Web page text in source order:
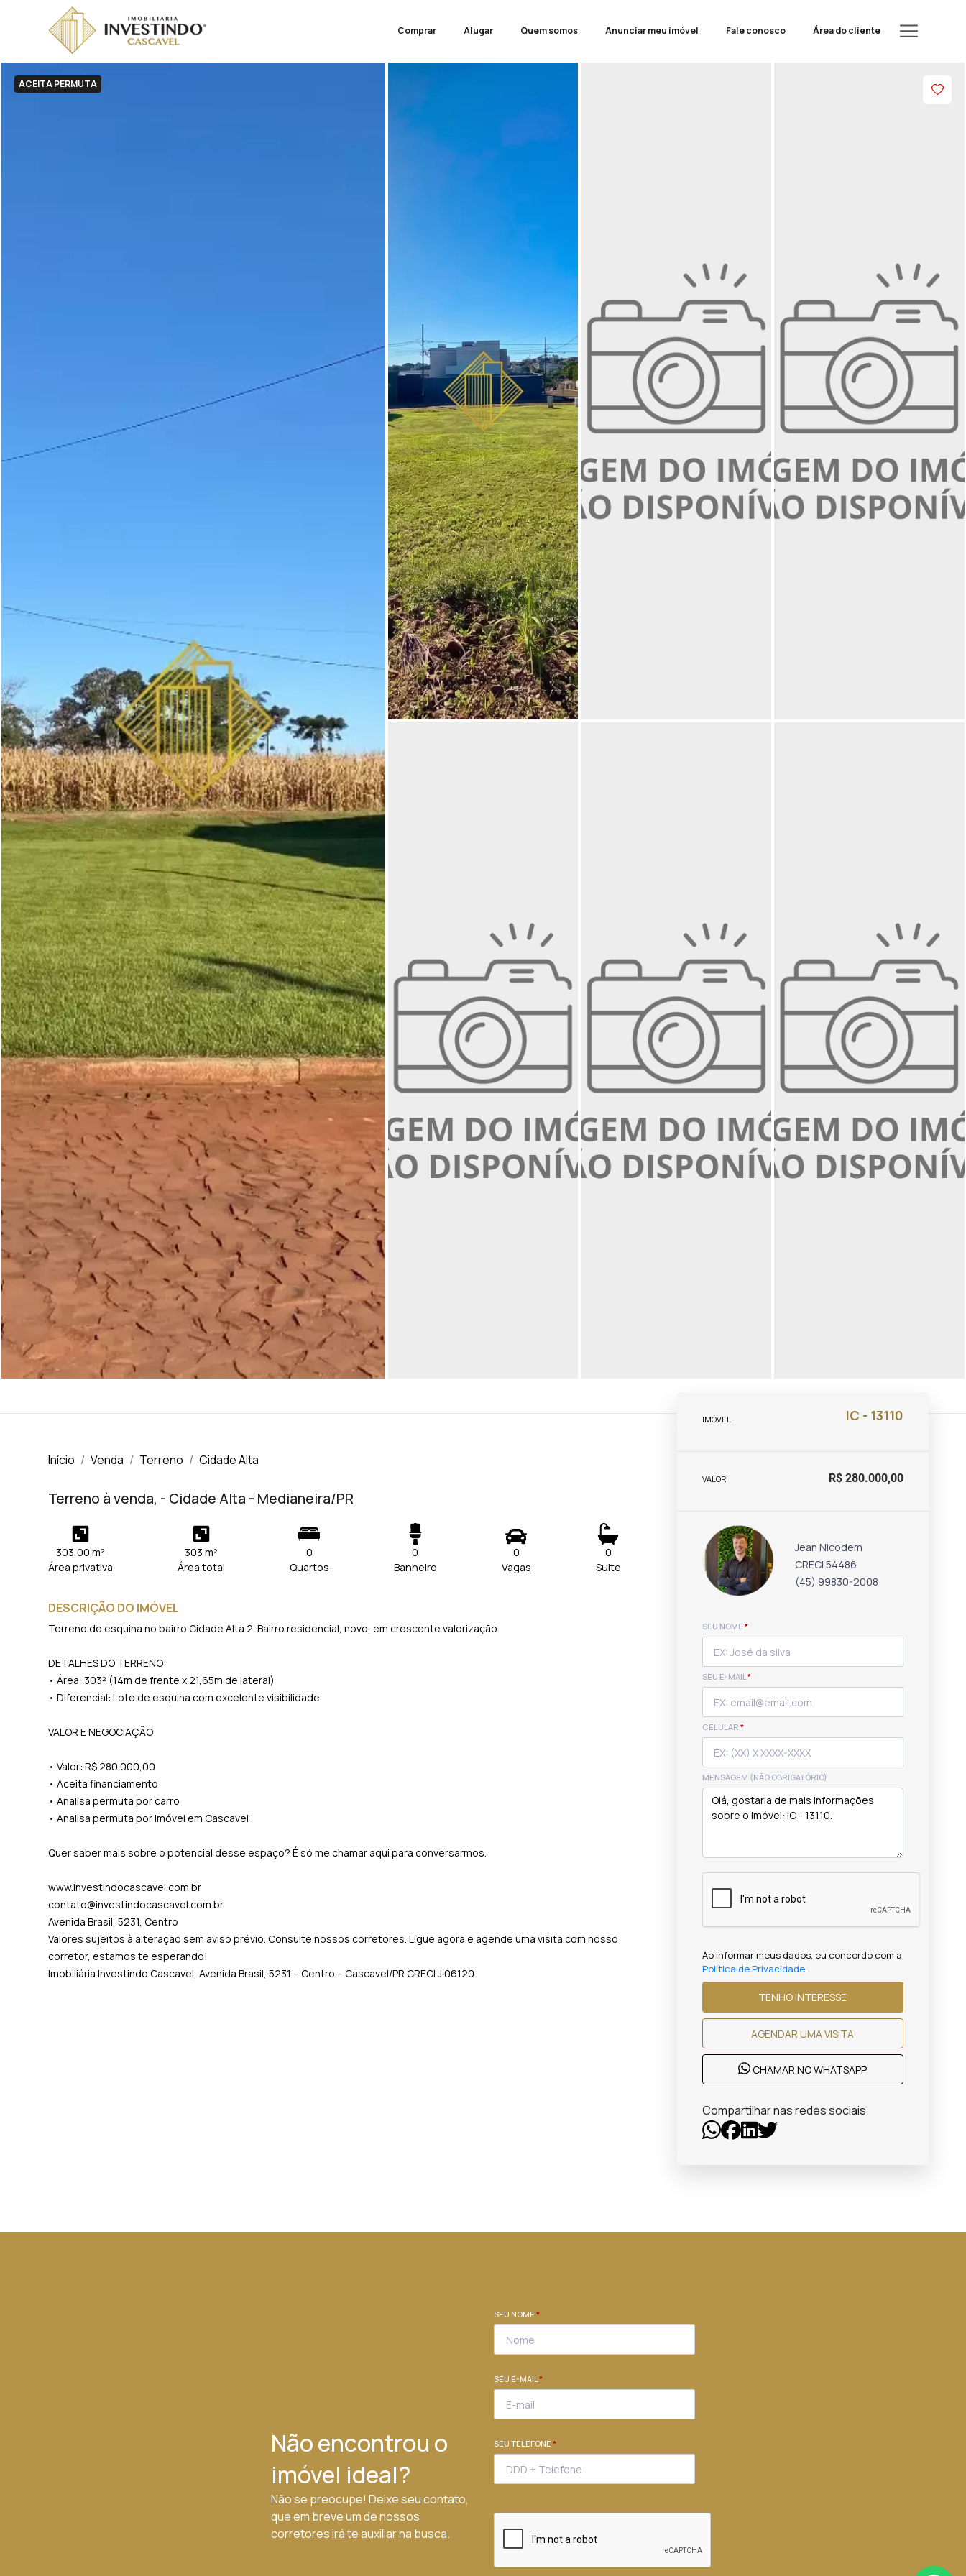
Comprar Alugar Quem somos Anunciar meu imóvel Fale conosco Área do cliente
ACEITA PERMUTA
Início Venda Terreno Cidade Alta
Terreno à venda, - Cidade Alta - Medianeira/PR
303,00 m²
Área privativa
303 m²
Área total
0
Quartos
0
Banheiro
0
Vagas
0
Suite
DESCRIÇÃO DO IMÓVEL
Terreno de esquina no bairro Cidade Alta 2. Bairro residencial, novo, em crescente valorização.
DETALHES DO TERRENO
• Área: 303² (14m de frente x 21,65m de lateral)
• Diferencial: Lote de esquina com excelente visibilidade.
VALOR E NEGOCIAÇÃO
• Valor: R$ 280.000,00
• Aceita financiamento
• Analisa permuta por carro
• Analisa permuta por imóvel em Cascavel
Quer saber mais sobre o potencial desse espaço? É só me chamar aqui para conversarmos.
www.investindocascavel.com.br
contato@investindocascavel.com.br
Avenida Brasil, 5231, Centro
Valores sujeitos à alteração sem aviso prévio. Consulte nossos corretores. Ligue agora e agende uma visita com nosso
corretor, estamos te esperando!
Imobiliária Investindo Cascavel, Avenida Brasil, 5231 – Centro – Cascavel/PR CRECI J 06120
IMÓVEL IC - 13110
VALOR R$ 280.000,00
Jean Nicodem
CRECI 54486
(45) 99830-2008
SEU NOME *
SEU E-MAIL*
CELULAR *
MENSAGEM (NÃO OBRIGATÓRIO)
Ao informar meus dados, eu concordo com a
Política de Privacidade.
TENHO INTERESSE
AGENDAR UMA VISITA
CHAMAR NO WHATSAPP
Compartilhar nas redes sociais
Não encontrou o
imóvel ideal?
Não se preocupe! Deixe seu contato,
que em breve um de nossos
corretores irá te auxiliar na busca.
SEU NOME *
SEU E-MAIL*
SEU TELEFONE *